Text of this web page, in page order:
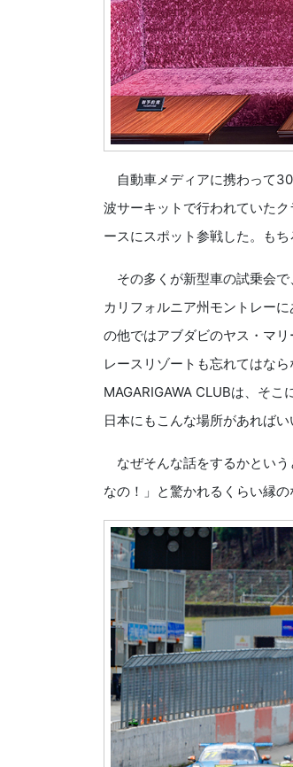
自動車メディアに携わって
波サーキットで行われていた
ースにスポット参戦した。も
その多くが新型車の試乗会で
カリフォルニア州モントレー
の他ではアブダビのヤス・マ
レースリゾートも忘れてはな
MAGARIGAWA CLUBは、そこ
日本にもこんな場所があれば
なぜそんな話をするかという
なの！」と驚かれるくらい縁の